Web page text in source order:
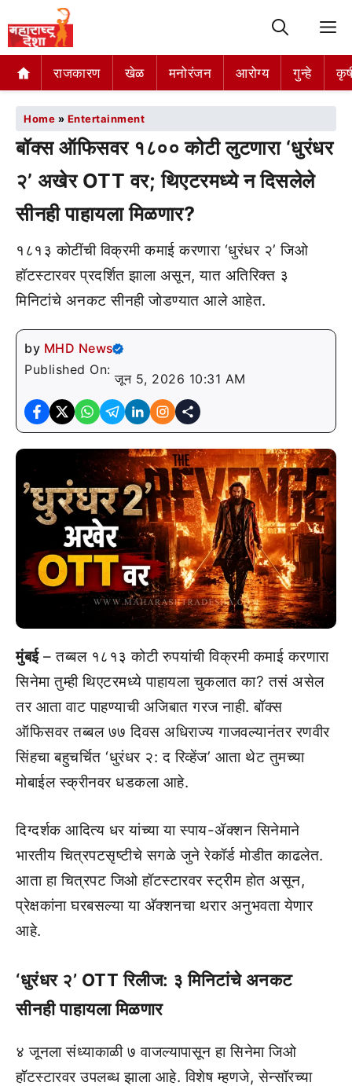
राजकारण खेळ मनोरंजन आरोग्य गुन्हे
Home » Entertainment
बॉक्स ऑफिसवर १८०० कोटी लुटणारा ‘धुरंधर
२’ अखेर OTT वर; थिएटरमध्ये न दिसलेले
सीनही पाहायला मिळणार?
१८१३ कोटींची विक्रमी कमाई करणारा ‘धुरंधर २’ जिओ
हॉटस्टारवर प्रदर्शित झाला असून, यात अतिरिक्त ३
मिनिटांचे अनकट सीनही जोडण्यात आले आहेत.
by MHD News
Published On:
जून 5, 2026 10:31 AM
मुंबई– तब्बल १८१३ कोटी रुपयांची विक्रमी कमाई करणारा
सिनेमा तुम्ही थिएटरमध्ये पाहायला चुकलात का? तसं असेल
तर आता वाट पाहण्याची अजिबात गरज नाही. बॉक्स
ऑफिसवर तब्बल ७७ दिवस अधिराज्य गाजवल्यानंतर रणवीर
सिंहचा बहुचर्चित ‘धुरंधर २: द रिव्हेंज’ आता थेट तुमच्या
मोबाईल स्क्रीनवर धडकला आहे.
दिग्दर्शक आदित्य धर यांच्या या स्पाय-ॲक्शन सिनेमाने
भारतीय चित्रपटसृष्टीचे सगळे जुने रेकॉर्ड मोडीत काढलेत.
आता हा चित्रपट जिओ हॉटस्टारवर स्ट्रीम होत असून,
प्रेक्षकांना घरबसल्या या अ‍ॅक्शनचा थरार अनुभवता येणार
आहे.
‘धुरंधर २’ OTT रिलीज: ३ मिनिटांचे अनकट
सीनही पाहायला मिळणार
४ जूनला संध्याकाळी ७ वाजल्यापासून हा सिनेमा जिओ
हॉटस्टारवर उपलब्ध झाला आहे. विशेष म्हणजे, सेन्सॉरच्या